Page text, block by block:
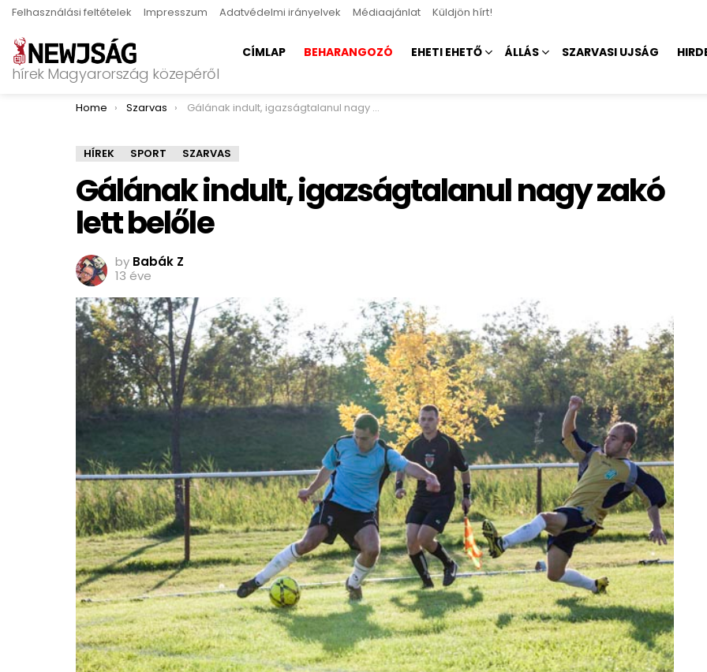
Felhasználási feltételek Impresszum Adatvédelmi irányelvek Médiaajánlat Küldjön hírt!
hírek Magyarország közepéről
CÍMLAP BEHARANGOZÓ EHETI EHETŐ ÁLLÁS SZARVASI UJSÁG
You are here:
Home Szarvas Gálának indult, igazságtalanul nagy zakó lett belőle
HÍREK SPORT SZARVAS
Gálának indult, igazságtalanul nagy zakó
lett belőle
by Babák Z
13 éve